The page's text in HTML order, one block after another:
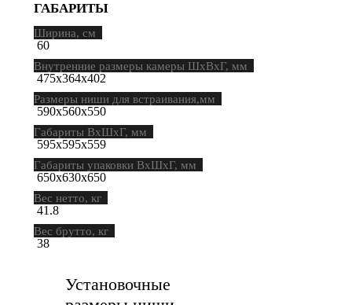
ГАБАРИТЫ
Ширина, см
60
Внутренние размеры камеры ШхВхГ, мм
475х364х402
Размеры ниши для встраивания,мм
590x560x550
Габариты ВхШхГ, мм
595х595х559
Габариты упаковки ВхШхГ, мм
650х630х650
Вес нетто, кг
41.8
Вес брутто, кг
38
Установочные